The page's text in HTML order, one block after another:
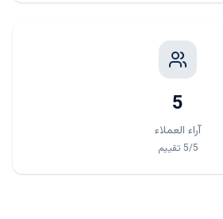
5
آراء العملاء
5/5 تقييم